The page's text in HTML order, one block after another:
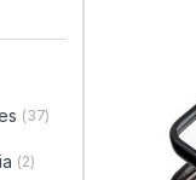
(37)
(2)